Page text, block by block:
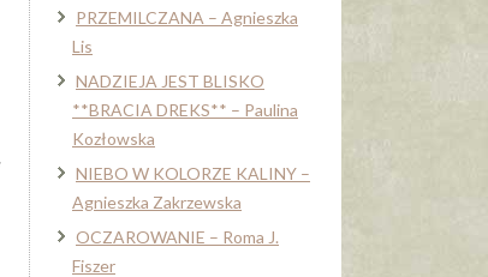
PRZEMILCZANA – Agnieszka
Lis
NADZIEJA JEST BLISKO
**BRACIA DREKS** – Paulina
Kozłowska
NIEBO W KOLORZE KALINY –
Agnieszka Zakrzewska
OCZAROWANIE – Roma J.
Fiszer